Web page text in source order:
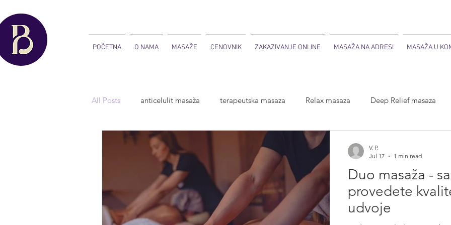
POČETNA O NAMA MASAŽE CENOVNIK ZAKAZIVANJE ONLINE MASAŽA NA ADRESI MASAŽA U
All Posts anticelulit masaža terapeutska masaza Relax masaza Deep Relief masaza
Poklon vaucer Duo masaža
Duo masaža -
provedete
udvoje
V. P.
Jul 17
1 min read